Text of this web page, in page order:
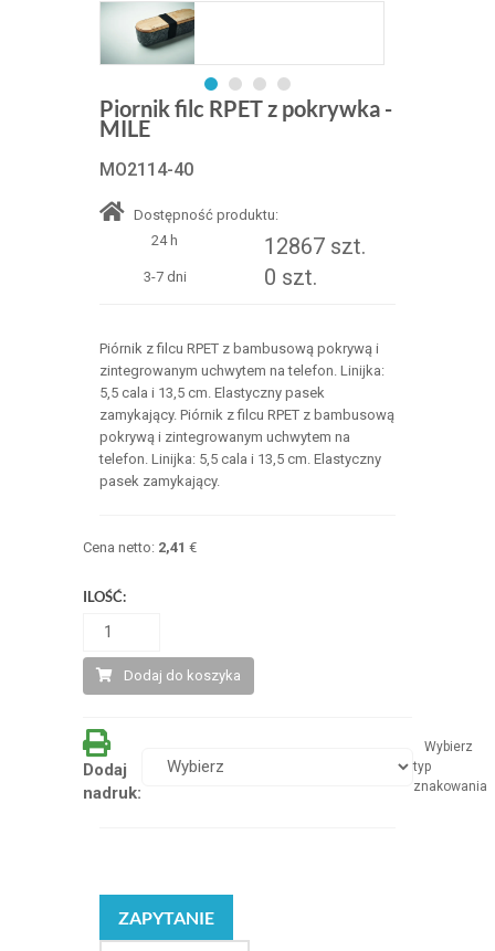
Piornik filc RPET z pokrywka -
MILE
MO2114-40
Dostępność produktu:
24 h
12867 szt.
3-7 dni 0 szt.
Piórnik z filcu RPET z bambusową pokrywą i
zintegrowanym uchwytem na telefon. Linijka:
5,5 cala i 13,5 cm. Elastyczny pasek
zamykający. Piórnik z filcu RPET z bambusową
pokrywą i zintegrowanym uchwytem na
telefon. Linijka: 5,5 cala i 13,5 cm. Elastyczny
pasek zamykający.
Cena netto: 2,41 €
ILOŚĆ:
Dodaj do koszyka
Dodaj
nadruk:
Wybierz
typ
znakowania
ZAPYTANIE